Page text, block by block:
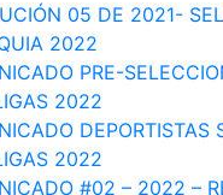
05 DE 2021-
2022
PRE-
2022
DEPORTISTAS
2022
#02 – 2022 –